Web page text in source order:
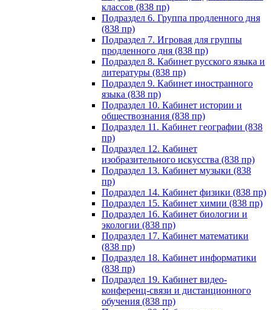
классов (838 пр)
Подраздел 6. Группа продленного дня
(838 пр)
Подраздел 7. Игровая для группы
продленного дня (838 пр)
Подраздел 8. Кабинет русского языка и
литературы (838 пр)
Подраздел 9. Кабинет иностранного
языка (838 пр)
Подраздел 10. Кабинет истории и
обществознания (838 пр)
Подраздел 11. Кабинет географии (838
пр)
Подраздел 12. Кабинет
изобразительного искусства (838 пр)
Подраздел 13. Кабинет музыки (838
пр)
Подраздел 14. Кабинет физики (838 пр)
Подраздел 15. Кабинет химии (838 пр)
Подраздел 16. Кабинет биологии и
экологии (838 пр)
Подраздел 17. Кабинет математики
(838 пр)
Подраздел 18. Кабинет информатики
(838 пр)
Подраздел 19. Кабинет видео-
конференц-связи и дистанционного
обучения (838 пр)